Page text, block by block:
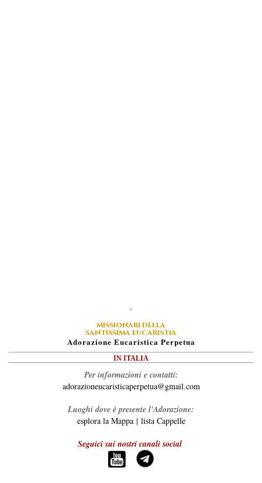
MISSIONARI DELLA
SANTISSIMA EUCARISTIA
ADorazione EUcaristica PErpetua
IN ITALIA
Per informazioni e contatti:
adorazioneucaristicaperpetua@gmail.com
Luoghi dove è presente l'Adorazione:
esplora la Mappa| lista Cappelle
Seguici sui nostri canali social